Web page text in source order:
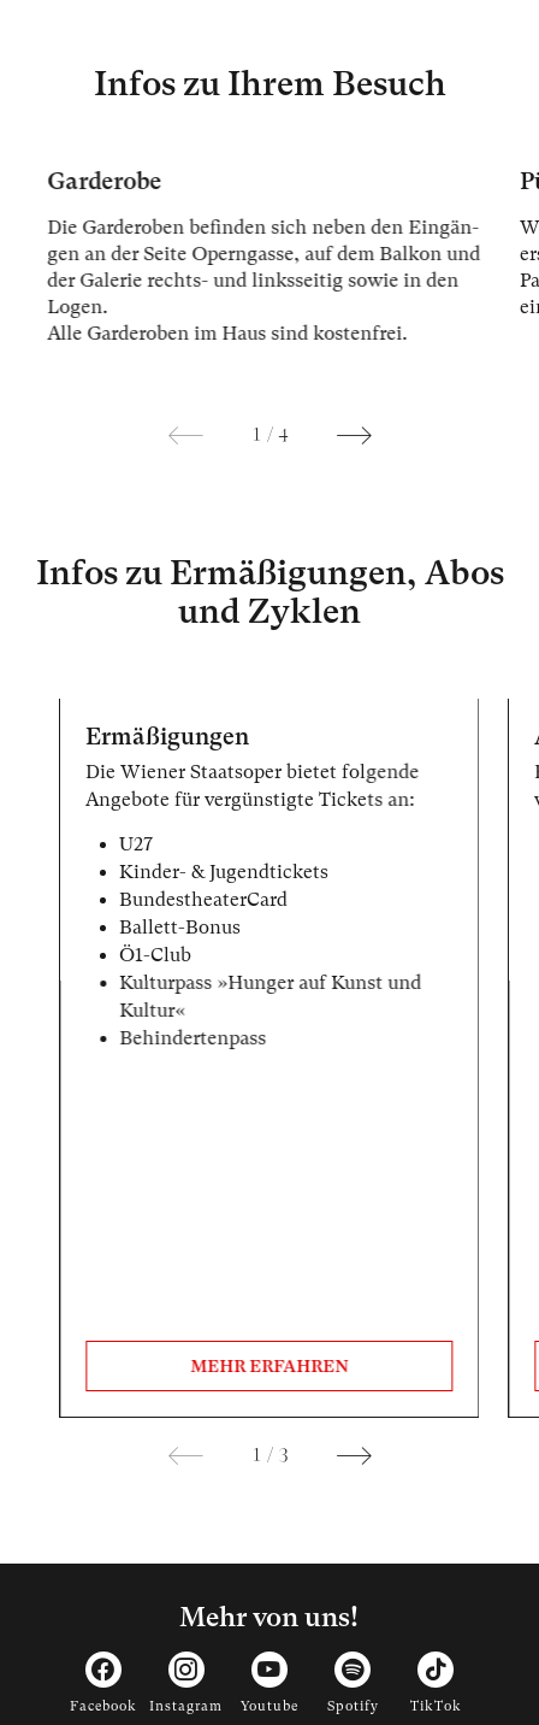
Infos zu Ihrem Besuch
Garderobe
Die Gar­der­oben be­fin­den sich ne­ben den Ein­gän­
gen an der Sei­te Opern­gas­se, auf dem Bal­kon und
der Ga­le­rie rechts- und links­sei­tig so­wie in den
Lo­gen.
Alle Gar­der­oben im Haus sind kos­ten­frei.
1 / 4
Infos zu Ermäßigungen, Abos
und Zyklen
Ermäßigungen
Die Wiener Staatsoper bietet folgende
Angebote für vergünstigte Tickets an:
U27
Kinder- & Jugendtickets
BundestheaterCard
Ballett-Bonus
Ö1-Club
Kulturpass »Hunger auf Kunst und
Kultur«
Behindertenpass
MEHR ERFAHREN
1 / 3
Mehr von uns!
Facebook Instagram Youtube Spotify TikTok